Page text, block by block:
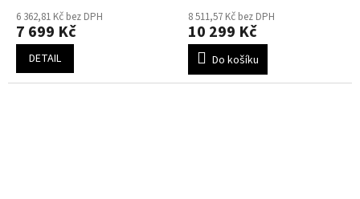
6 362,81 Kč bez DPH
7 699 Kč
DETAIL
8 511,57 Kč bez DPH
10 299 Kč
Do košíku